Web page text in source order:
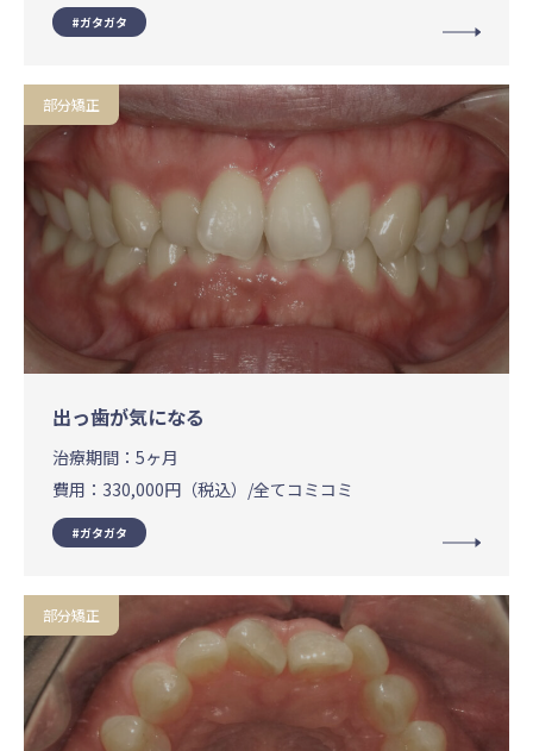
ガタガタ
部分矯正
出っ歯が気になる
治療期間： 5ヶ月
費用： 330,000円（税込）/全てコミコミ
ガタガタ
部分矯正